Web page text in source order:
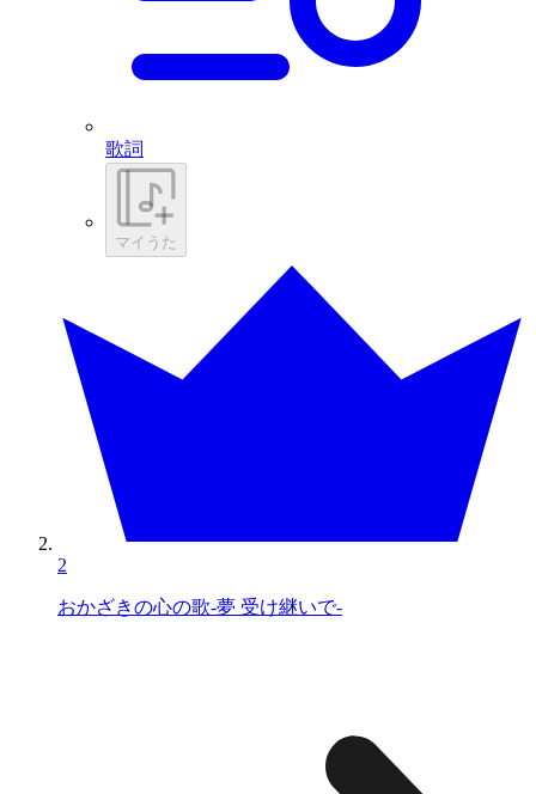
歌詞
マイうた
2
おかざきの心の歌-夢 受け継いで-